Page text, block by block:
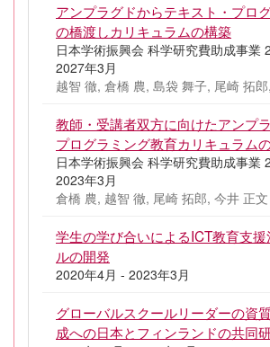
アンプラグドからテキスト・プロ
の橋渡しカリキュラムの構築
日本学術振興会 科学研究費助成事業
2027年3月
越智 徹, 倉橋 農, 島袋 舞子, 尾崎 拓
教師・受講者双方に向けたアンプ
プログラミング教育カリキュラム
日本学術振興会 科学研究費助成事業
2023年3月
倉橋 農, 越智 徹, 尾崎 拓郎, 今井 正文
学生の学び合いによるICT教育支
ルの開発
2020年4月 - 2023年3月
グローバルスクールリーダーの資
成への日本とフィンランドの共同